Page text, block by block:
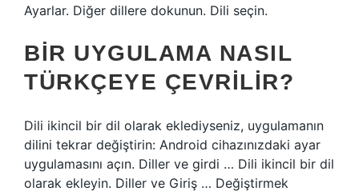
Ayarlar. Diğer dillere dokunun. Dili seçin.
BIR UYGULAMA NASIL
TÜRKÇEYE ÇEVRILIR?
Dili ikincil bir dil olarak eklediyseniz, uygulamanın
dilini tekrar değiştirin: Android cihazınızdaki ayar
uygulamasını açın. Diller ve girdi … Dili ikincil bir dil
olarak ekleyin. Diller ve Giriş … Değiştirmek